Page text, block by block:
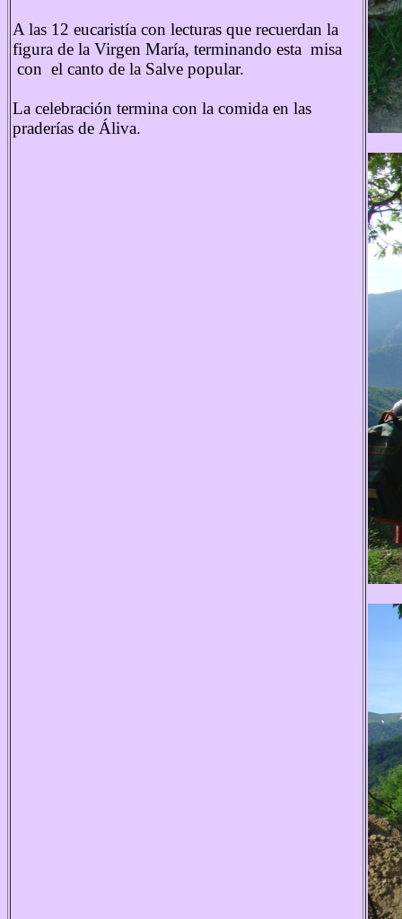
A las 12 eucaristía con lecturas que recuerdan la
figura de la Virgen María, terminando esta misa
con el canto de la Salve popular.
La celebración termina con la comida en las
praderías de Áliva.